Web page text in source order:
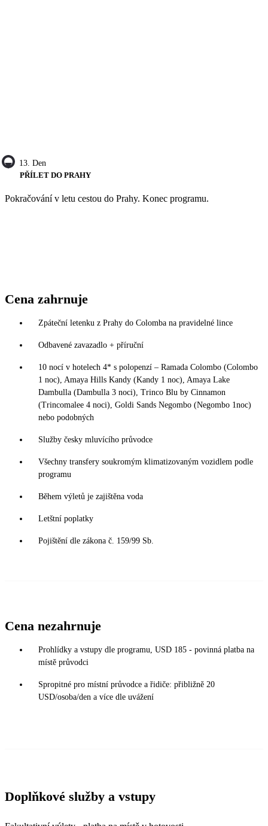
13. Den
PŘÍLET DO PRAHY
Pokračování v letu cestou do Prahy. Konec programu.
Cena zahrnuje
Zpáteční letenku z Prahy do Colomba na pravidelné lince
Odbavené zavazadlo + příruční
10 nocí v hotelech 4* s polopenzí – Ramada Colombo (Colombo
1 noc), Amaya Hills Kandy (Kandy 1 noc), Amaya Lake
Dambulla (Dambulla 3 noci), Trinco Blu by Cinnamon
(Trincomalee 4 noci), Goldi Sands Negombo (Negombo 1noc)
nebo podobných
Služby česky mluvícího průvodce
Všechny transfery soukromým klimatizovaným vozidlem podle
programu
Během výletů je zajištěna voda
Letštní poplatky
Pojištění dle zákona č. 159/99 Sb.
Cena nezahrnuje
Prohlídky a vstupy dle programu, USD 185 - povinná platba na
místě průvodci
Spropitné pro místní průvodce a řidiče: přibližně 20
USD/osoba/den a více dle uvážení
Doplňkové služby a vstupy